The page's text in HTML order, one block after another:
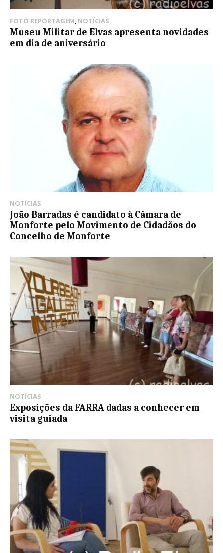
FOTO REPORTAGEM, NOTÍCIAS
Museu Militar de Elvas apresenta novidades
em dia de aniversário
NOTÍCIAS
João Barradas é candidato à Câmara de
Monforte pelo Movimento de Cidadãos do
Concelho de Monforte
NOTÍCIAS
Exposições da FARRA dadas a conhecer em
visita guiada